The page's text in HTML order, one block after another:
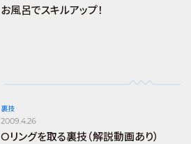
お風呂でスキルアップ！
裏技
2009.4.26
Oリングを取る裏技（解説動画あり）